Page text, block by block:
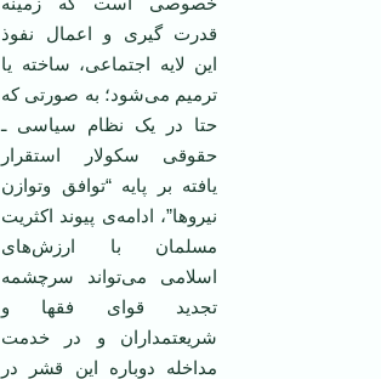
قدرت گیری و اعمال نفوذ
این لایه اجتماعی، ساخته یا
ترمیم می‌شود؛ به صورتی که
حتا در یک نظام سیاسی ـ
حقوقی سکولار استقرار
یافته بر پایه “توافق وتوازن
نیروها”، ادامه‌ی پیوند اکثریت
مسلمان با ارزش‌های
اسلامی می‌تواند سرچشمه‌
تجدید قوای فقها و
شریعتمداران و در خدمت
مداخله‌ دوباره این قشر در